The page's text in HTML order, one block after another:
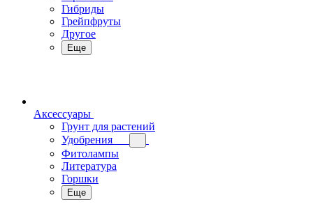
Гибриды
Грейпфруты
Другое
Еще
Аксессуары
Грунт для растений
Удобрения
Фитолампы
Литература
Горшки
Еще